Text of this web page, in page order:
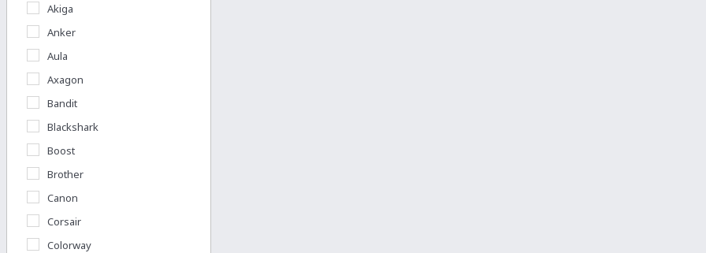
Akiga
Anker
Aula
Axagon
Bandit
Blackshark
Boost
Brother
Canon
Corsair
Colorway